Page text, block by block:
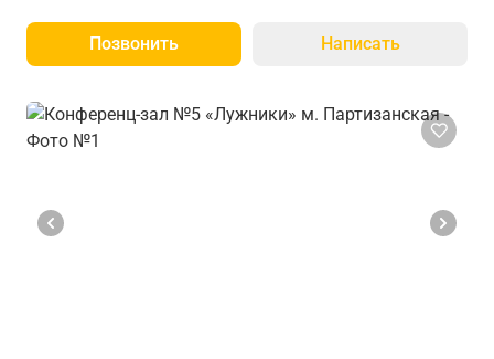
Позвонить Написать